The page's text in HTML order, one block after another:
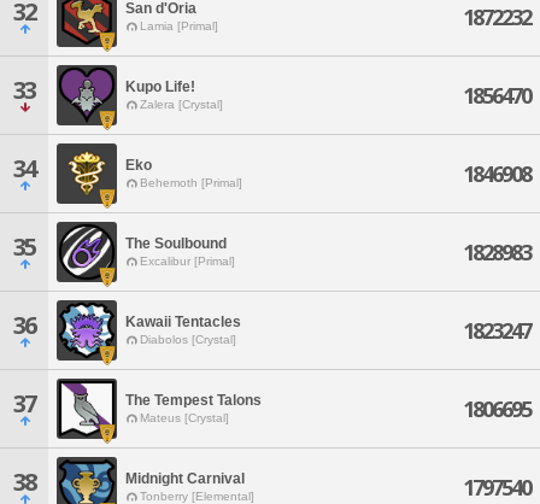
32 San d'Oria
Lamia [Primal] 1872232
33 Kupo Life!
Zalera [Crystal] 1856470
34 Eko
Behemoth [Primal] 1846908
35 The Soulbound
Excalibur [Primal] 1828983
36 Kawaii Tentacles
Diabolos [Crystal] 1823247
37 The Tempest Talons
Mateus [Crystal] 1806695
38 Midnight Carnival
Tonberry [Elemental] 1797540